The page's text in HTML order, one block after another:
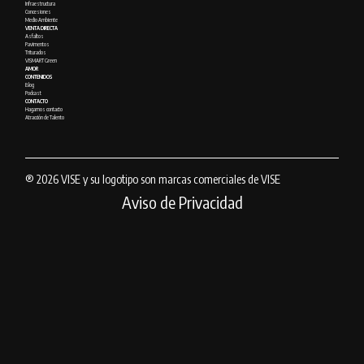
Infraestructura
Concesiones
Medio Ambiente
VENTA DIRECTA
Asfaltos
Pavimentos
Triturados
VISMART Green
AMOR
CONTENIDOS
Blog
Podcast
CONTACTO
Hagamos contacto
Atracción de Talento
® 2026 VISE y su logotipo son marcas comerciales de VISE
Aviso de Privacidad